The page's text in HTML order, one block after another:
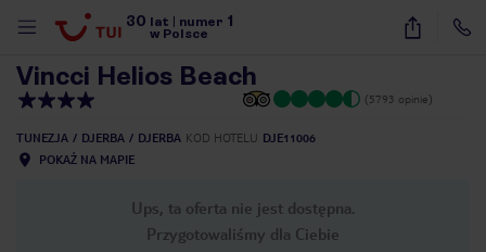
30 lat numer 1
w Polsce
13
Vincci Helios Beach
(5793 opinie)
TUNEZJA DJERBA DJERBA KOD HOTELU DJE11006
POKAŻ NA MAPIE
Ups, ta oferta nie jest dostępna.
Przygotowaliśmy dla Ciebie